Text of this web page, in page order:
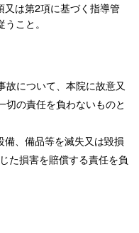
又は第2項に基づく指導管
こと。
故について、本院に故意又
切の責任を負わないものと
、備品等を滅失又は毀損
た損害を賠償する責任を負